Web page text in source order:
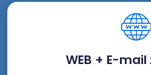
WEB + E-